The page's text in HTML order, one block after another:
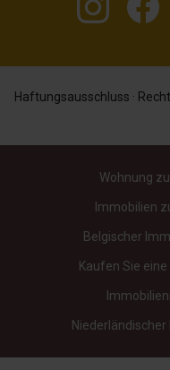
Haftungsausschluss ·
Wohnung
Immobilien
Belgischer
Kaufen Sie